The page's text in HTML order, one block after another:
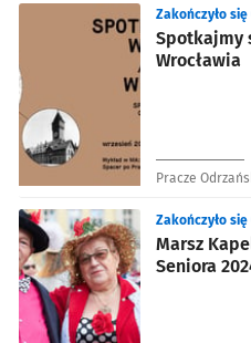
Spotkajmy
Wrocławia
Zakończyło
Pracze
Marsz
Seniora
Zakończyło